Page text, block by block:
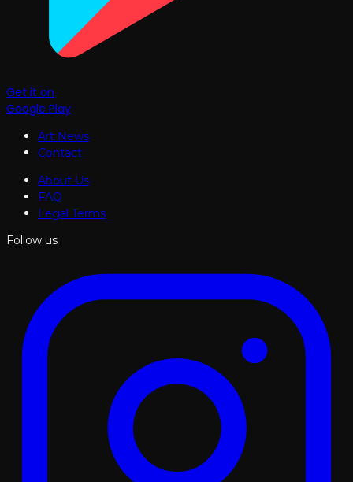
Get it on
Google Play
Art News
Contact
About Us
FAQ
Legal Terms
Follow us